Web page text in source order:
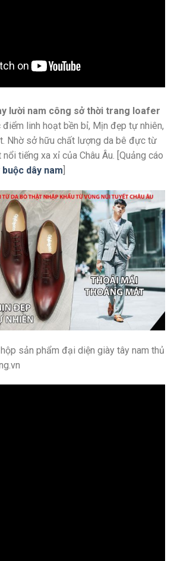
lười nam công sở thời trang loafer
linh hoạt bền bỉ, Mịn đẹp tự nhiên,
Nhờ sở hữu chất lượng da bê đực từ
tiếng xa xỉ của Châu Âu. [Quảng cáo
buộc dây nam
sản phẩm đại diện giày tây nam thủ